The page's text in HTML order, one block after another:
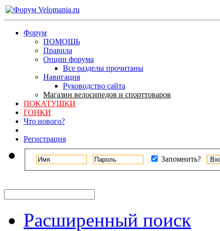
Форум
ПОМОЩЬ
Правила
Опции форума
Все разделы прочитаны
Навигация
Руководство сайта
Магазин велосипедов и спорттоваров
ПОКАТУШКИ
ГОНКИ
Что нового?
Регистрация
Запомнить?
Расширенный поиск